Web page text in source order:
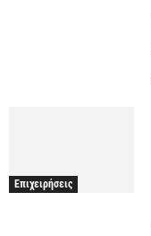
Επιχειρήσεις